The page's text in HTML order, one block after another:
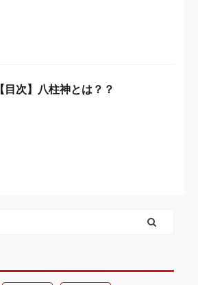
【目次】八柱神とは？？